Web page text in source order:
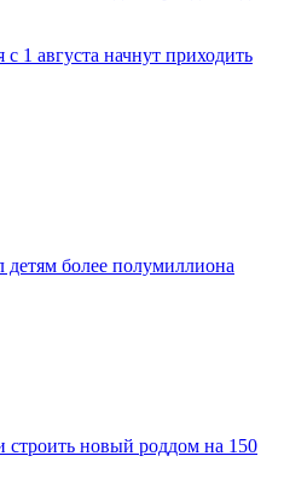
1 августа начнут приходить
более полумиллиона
строить новый роддом на 150